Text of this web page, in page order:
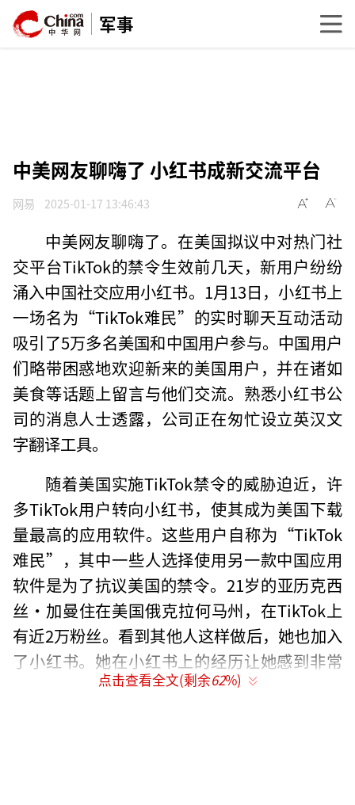
军事
中美网友聊嗨了 小红书成新交流平台
网易 2025-01-17 13:46:43
中美网友聊嗨了。在美国拟议中对热门社
交平台TikTok的禁令生效前几天，新用户纷纷
涌入中国社交应用小红书。1月13日，小红书上
一场名为“TikTok难民”的实时聊天互动活动
吸引了5万多名美国和中国用户参与。中国用户
们略带困惑地欢迎新来的美国用户，并在诸如
美食等话题上留言与他们交流。熟悉小红书公
司的消息人士透露，公司正在匆忙设立英汉文
字翻译工具。
随着美国实施TikTok禁令的威胁迫近，许
多TikTok用户转向小红书，使其成为美国下载
量最高的应用软件。这些用户自称为“TikTok
难民”，其中一些人选择使用另一款中国应用
软件是为了抗议美国的禁令。21岁的亚历克西
丝·加曼住在美国俄克拉何马州，在TikTok上
有近2万粉丝。看到其他人这样做后，她也加入
了小红书。她在小红书上的经历让她感到非常
棒，并发布了两条帖文。一位来自北京的小红
点击查看全文(剩余62%)